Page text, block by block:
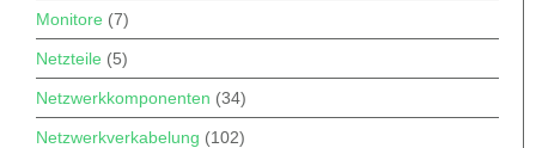
Monitore (7)
Netzteile (5)
Netzwerkkomponenten (34)
Netzwerkverkabelung (102)